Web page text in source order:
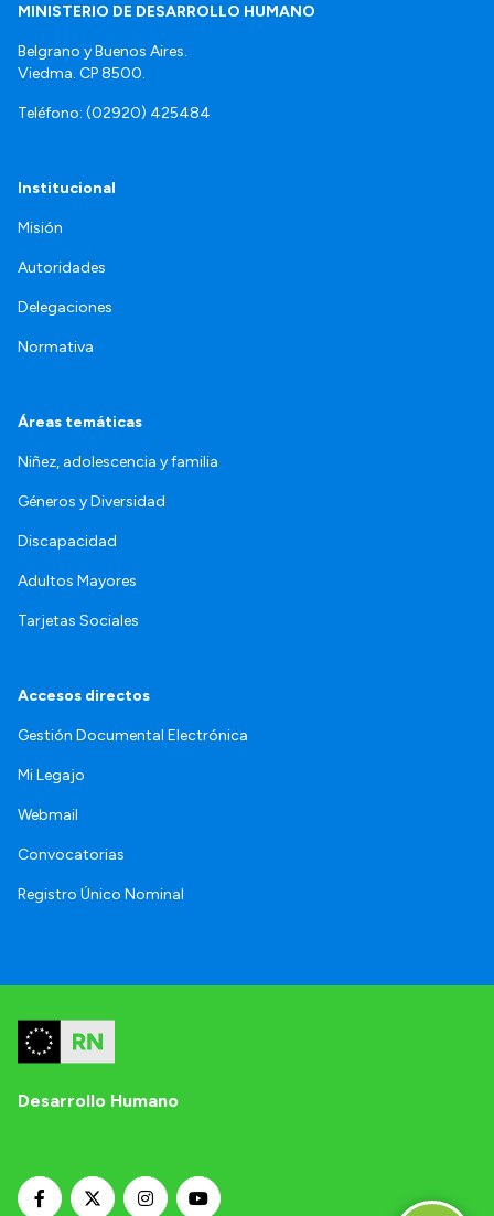
MINISTERIO DE DESARROLLO HUMANO
Belgrano y Buenos Aires.
Viedma. CP 8500.
Teléfono: (02920) 425484
Institucional
Misión
Autoridades
Delegaciones
Normativa
Áreas temáticas
Niñez, adolescencia y familia
Géneros y Diversidad
Discapacidad
Adultos Mayores
Tarjetas Sociales
Accesos directos
Gestión Documental Electrónica
Mi Legajo
Webmail
Convocatorias
Registro Único Nominal
Desarrollo Humano